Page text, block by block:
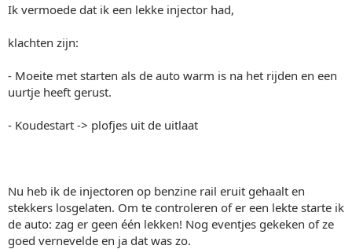
Ik vermoede dat ik een lekke injector had,
klachten zijn:
- Moeite met starten als de auto warm is na het rijden en een
uurtje heeft gerust.
- Koudestart -> plofjes uit de uitlaat
Nu heb ik de injectoren op benzine rail eruit gehaalt en
stekkers losgelaten. Om te controleren of er een lekte starte ik
de auto: zag er geen één lekken! Nog eventjes gekeken of ze
goed vernevelde en ja dat was zo.